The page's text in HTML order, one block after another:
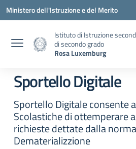
Vai ai contenuti
Vai al menu di navigazione
Vai al footer
Ministero dell'Istruzione e del Merito
Istituto di Istruzione
di secondo grado
Rosa Luxemburg
Sportello Digitale
Sportello Digitale consente
Scolastiche di ottemperare
richieste dettate dalla
Dematerializzione